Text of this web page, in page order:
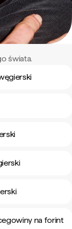
świata.
na forint